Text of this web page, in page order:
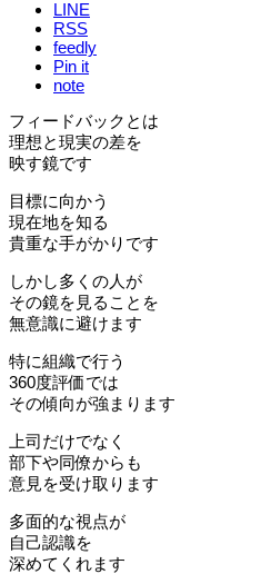
LINE
RSS
feedly
Pin it
note
フィードバックとは
理想と現実の差を
映す鏡です
目標に向かう
現在地を知る
貴重な手がかりです
しかし多くの人が
その鏡を見ることを
無意識に避けます
特に組織で行う
360度評価では
その傾向が強まります
上司だけでなく
部下や同僚からも
意見を受け取ります
多面的な視点が
自己認識を
深めてくれます